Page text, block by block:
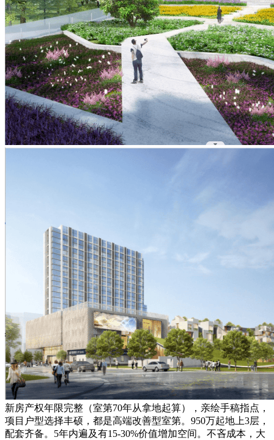
新房产权年限完整（室第70年从拿地起算），亲绘手稿指点，
项目户型选择丰硕，都是高端改善型室第。950万起地上3层，
配套齐备。5年内遍及有15-30%价值增加空间。不吝成本，大